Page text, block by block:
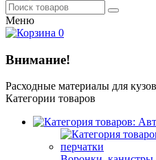
Меню
0
Внимание!
Расходные материалы для
Категории товаров